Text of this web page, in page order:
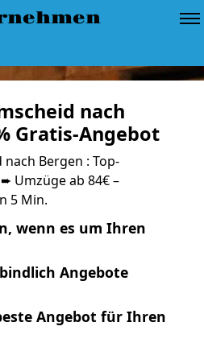
nach
Gratis-Angebot
Bergen : Top-
Umzüge ab 84€ –
5 Min.
wenn es um Ihren
Angebote
Angebot für Ihren